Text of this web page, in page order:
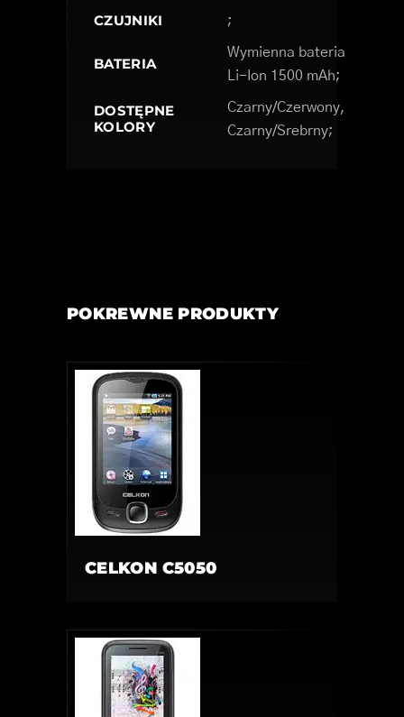
CZUJNIKI ;
BATERIA
Wymienna bateria
Li-Ion 1500 mAh;
DOSTĘPNE
KOLORY
Czarny/Czerwony,
Czarny/Srebrny;
POKREWNE PRODUKTY
CELKON C5050